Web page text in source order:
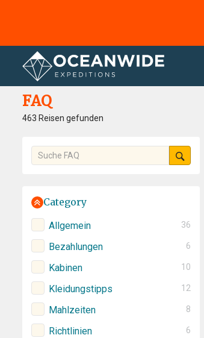
Startseite FAQ
FAQ
463 Reisen gefunden
Category
Allgemein 36
Bezahlungen 6
Kabinen 10
Kleidungstipps 12
Mahlzeiten 8
Richtlinien 6